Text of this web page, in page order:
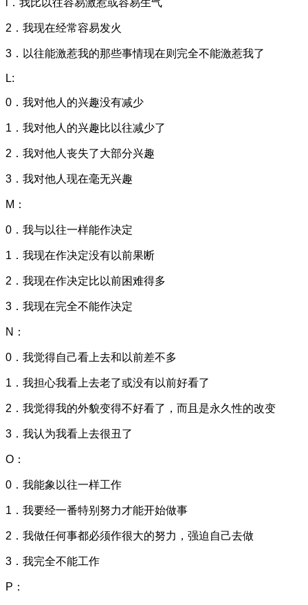
l．我比以往容易激惹或容易生气
2．我现在经常容易发火
3．以往能激惹我的那些事情现在则完全不能激惹我了
L:
0．我对他人的兴趣没有减少
1．我对他人的兴趣比以往减少了
2．我对他人丧失了大部分兴趣
3．我对他人现在毫无兴趣
M：
0．我与以往一样能作决定
1．我现在作决定没有以前果断
2．我现在作决定比以前困难得多
3．我现在完全不能作决定
N：
0．我觉得自己看上去和以前差不多
1．我担心我看上去老了或没有以前好看了
2．我觉得我的外貌变得不好看了，而且是永久性的改变
3．我认为我看上去很丑了
O：
0．我能象以往一样工作
1．我要经一番特别努力才能开始做事
2．我做任何事都必须作很大的努力，强迫自己去做
3．我完全不能工作
P：